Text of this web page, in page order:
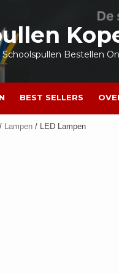
Bestellen
BEST SELLERS
/ Lampen / LED Lampen